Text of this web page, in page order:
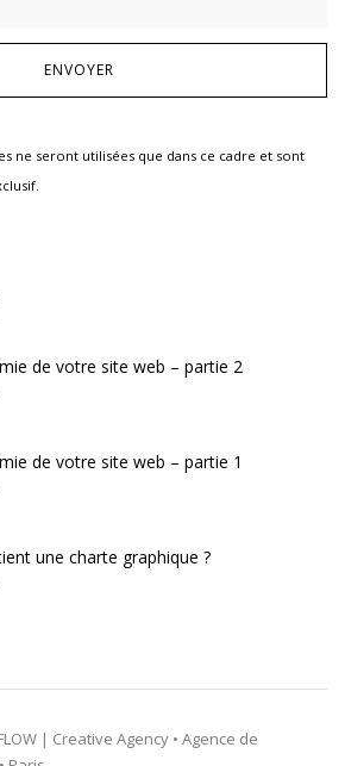
ne seront utilisées que dans ce cadre et sont
de votre site web – partie 2
de votre site web – partie 1
une charte graphique ?
| Creative Agency • Agence de